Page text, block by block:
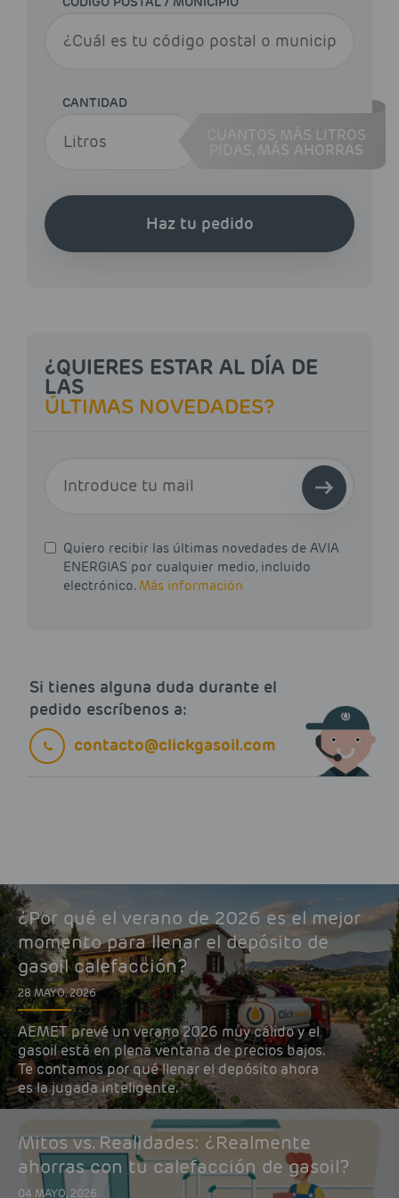
CANTIDAD
CUANTOS MÁS LITROS
MÁS AHORRAS
Haz tu pedido
¿QUIERES ESTAR AL DÍA DE
LAS
ÚLTIMAS NOVEDADES?
Quiero recibir las últimas novedades de AVIA
ENERGIAS por cualquier medio, incluido
electrónico. Más información
Si tienes alguna duda durante el
pedido escríbenos a:
contacto@clickgasoil.com
¿Por qué el verano de 2026 es el mejor
momento para llenar el depósito de
gasoil calefacción?
28 MAYO, 2026
AEMET prevé un verano 2026 muy cálido y el
gasoil está en plena ventana de precios bajos.
Te contamos por qué llenar el depósito ahora
es la jugada inteligente.
Mitos vs. Realidades: ¿Realmente
ahorras con tu calefacción de gasoil?
04 MAYO, 2026